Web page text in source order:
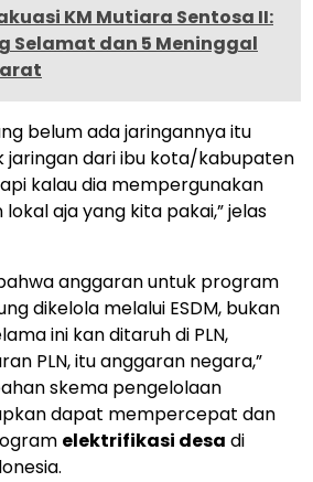
KM Mutiara Sentosa II:
Selamat dan 5 Meninggal
belum ada jaringannya itu
jaringan dari ibu kota/kabupaten
kalau dia mempergunakan
lokal aja yang kita pakai,” jelas
anggaran untuk program
dikelola melalui ESDM, bukan
ini kan ditaruh di PLN,
PLN, itu anggaran negara,”
skema pengelolaan
dapat mempercepat dan
elektrifikasi desa di